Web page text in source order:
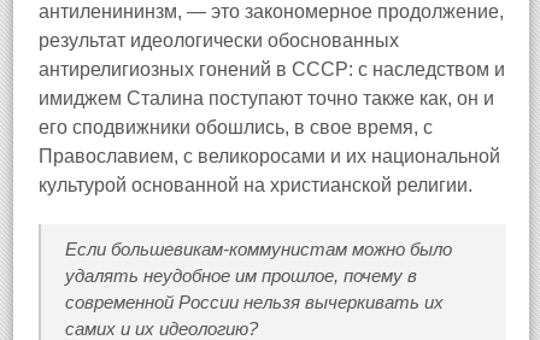
антиленининзм, — это закономерное продолжение,
результат идеологически обоснованных
антирелигиозных гонений в СССР: с наследством и
имиджем Сталина поступают точно также как, он и
его сподвижники обошлись, в свое время, с
Православием, с великоросами и их национальной
культурой основанной на христианской религии.
Если большевикам-коммунистам можно было
удалять неудобное им прошлое, почему в
современной России нельзя вычеркивать их
самих и их идеологию?